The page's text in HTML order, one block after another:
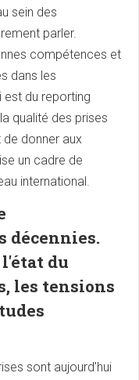
sein des
parler.
compétences et
dans les
du reporting
qualité des prises
donner aux
un cadre de
international.
décennies.
du
les tensions
sont aujourd'hui